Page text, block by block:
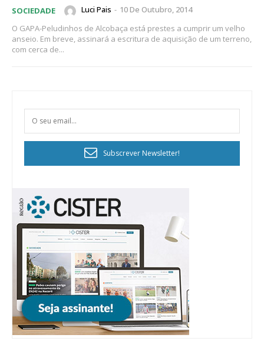
SOCIEDADE Luci Pais - 10 De Outubro, 2014
O GAPA-Peludinhos de Alcobaça está prestes a cumprir um velho
anseio. Em breve, assinará a escritura de aquisição de um terreno,
com cerca de...
Subscrever Newsletter!